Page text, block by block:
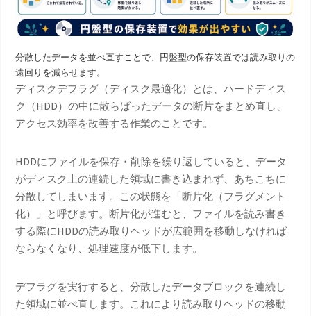
分散したデータを並べ直すことで、円盤型の保存装置では読み取りの
遠回りを減らせます。
ディスクデフラグ（ディスク最適化）とは、ハードディス
ク（HDD）の中に散らばったデータの断片をまとめ直し、
アクセス効率を改善する作業のことです。
HDDにファイルを保存・削除を繰り返していると、データ
がディスク上の連続した領域に書き込まれず、あちこちに
分散してしまいます。この状態を「断片化（フラグメント
化）」と呼びます。断片化が進むと、ファイルを読み書き
する際にHDDの読み取りヘッドが広範囲を移動しなければ
ならなくなり、処理速度が低下します。
デフラグを実行すると、分散したデータブロックを連続し
た領域に並べ直します。これにより読み取りヘッドの移動